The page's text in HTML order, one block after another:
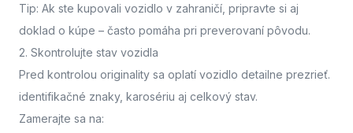
Tip: Ak ste kupovali vozidlo v zahraničí, pripravte si aj
doklad o kúpe – často pomáha pri preverovaní pôvodu.
2. Skontrolujte stav vozidla
Pred kontrolou originality sa oplatí vozidlo detailne prezrieť.
identifikačné znaky, karosériu aj celkový stav.
Zamerajte sa na: